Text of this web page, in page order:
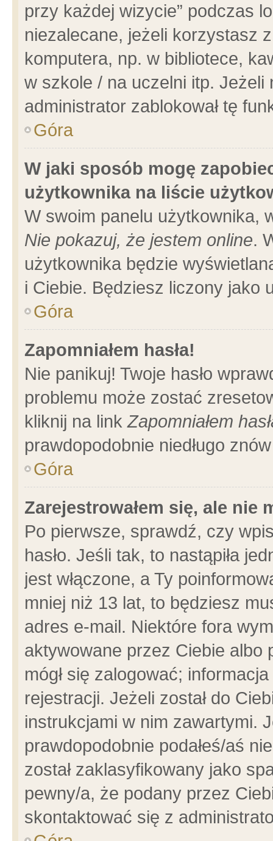
przy każdej wizycie” podczas
niezalecane, jeżeli korzystasz
komputera, np. w bibliotece,
w szkole / na uczelni itp.
administrator zablokował tę
Góra
W jaki sposób mogę
użytkownika na liście
W swoim panelu użytkownika,
Nie pokazuj, że jestem online.
użytkownika będzie
i Ciebie. Będziesz liczony jako
Góra
Zapomniałem hasła!
Nie panikuj! Twoje hasło
problemu może zostać
kliknij na linkZapomniałem
prawdopodobnie niedługo
Góra
Zarejestrowałem się, ale nie
Po pierwsze, sprawdź, czy
hasło. Jeśli tak, to nastąpiła
jest włączone, a Ty
mniej niż 13 lat, to będziesz
adres e-mail. Niektóre fora
aktywowane przez Ciebie albo
mógł się zalogować;
rejestracji. Jeżeli został do
instrukcjami w nim zawartymi.
prawdopodobnie podałeś/aś
został zaklasyfikowany jako
pewny/a, że podany przez
skontaktować się z